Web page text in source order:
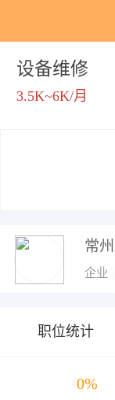
设备维修
3.5K~6K/月
企业
职位统计
0%